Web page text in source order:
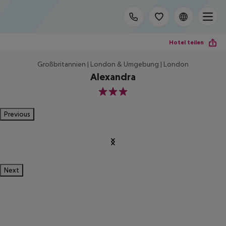
Hotel teilen
Großbritannien | London & Umgebung | London
Alexandra
3
Previous
Next